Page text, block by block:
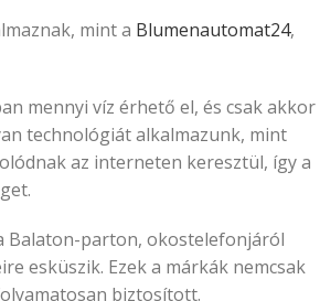
mint a Blumenautomat24,
mennyi víz érhető el, és csak akkor
technológiát alkalmazunk, mint
az interneten keresztül, így a
Balaton-parton, okostelefonjáról
esküszik. Ezek a márkák nemcsak
biztosított.